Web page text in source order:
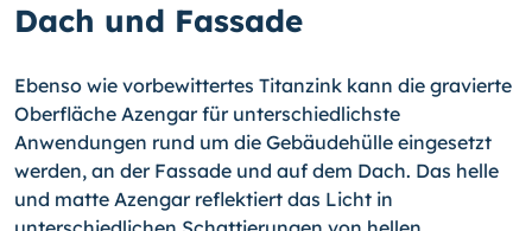
Dach und Fassade
Ebenso wie vorbewittertes Titanzink kann die gravierte
Oberfläche Azengar für unterschiedlichste
Anwendungen rund um die Gebäudehülle eingesetzt
werden, an der Fassade und auf dem Dach. Das helle
und matte Azengar reflektiert das Licht in